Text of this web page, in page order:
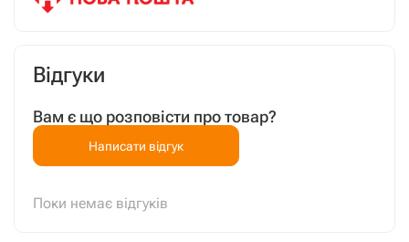
Відгуки
Вам є що розповісти про товар?
Написати відгук
Поки немає відгуків